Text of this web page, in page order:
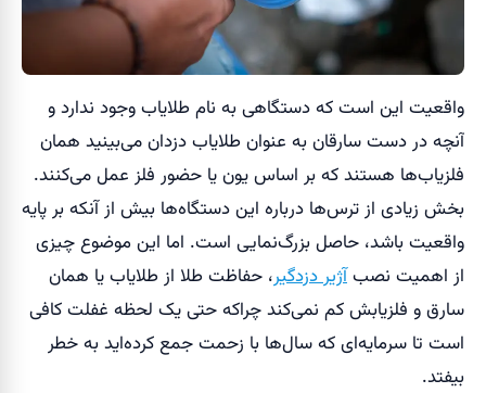
واقعیت این است که دستگاهی به نام طلایاب وجود ندارد و
آنچه در دست سارقان به عنوان طلایاب دزدان می‌بینید همان
فلزیاب‌ها هستند که بر اساس یون یا حضور فلز عمل می‌کنند.
بخش زیادی از ترس‌ها درباره این دستگاه‌ها بیش از آنکه بر پایه
واقعیت باشد، حاصل بزرگ‌نمایی است. اما این موضوع چیزی
از اهمیت نصبآژیر دزدگیر، حفاظت طلا از طلایاب یا همان
سارق و فلزیابش کم نمی‌کند چراکه حتی یک لحظه غفلت کافی
است تا سرمایه‌ای که سال‌ها با زحمت جمع کرده‌اید به خطر
بیفتد.